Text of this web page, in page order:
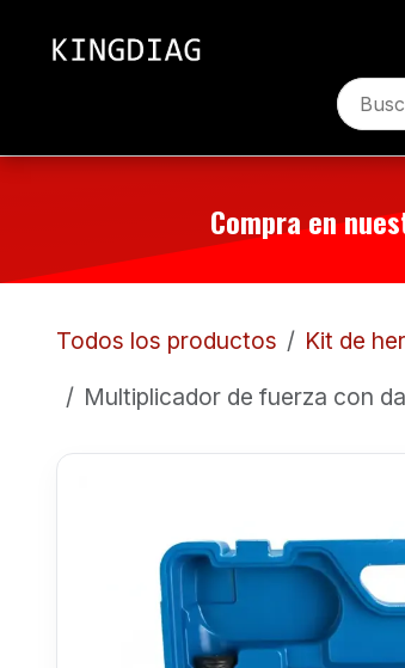
Compra en
Todos los productos
Kit de
Multiplicador de fuerza con